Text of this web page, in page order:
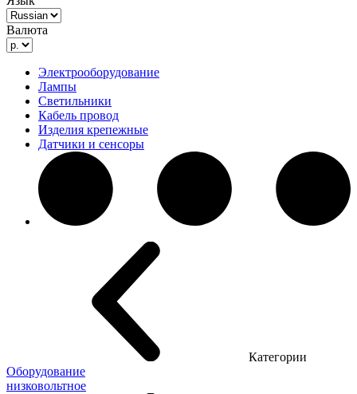
Валюта
Электрооборудование
Лампы
Светильники
Кабель провод
Изделия крепежные
Датчики и сенсоры
Категории
Оборудование
низковольтное